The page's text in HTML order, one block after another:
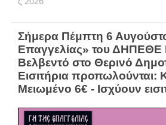
Σήμερα Πέμπτη 6
Επαγγελίας» του ΔΗΠΕΘΕ
Βελβεντό στο Θερινό
Εισιτήρια προπωλούνται:
Μειωμένο 6€ - Ισχύουν